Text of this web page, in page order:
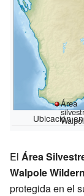
Área
Ubicación
El Área
Walpole
protegida en el